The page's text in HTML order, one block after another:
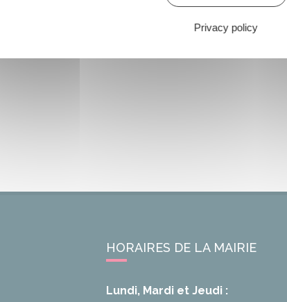
HORAIRES DE LA MAIRIE
Lundi, Mardi et Jeudi :
Privacy policy